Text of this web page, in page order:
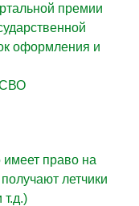
премии
оформления и
СВО
имеет право на
летчики